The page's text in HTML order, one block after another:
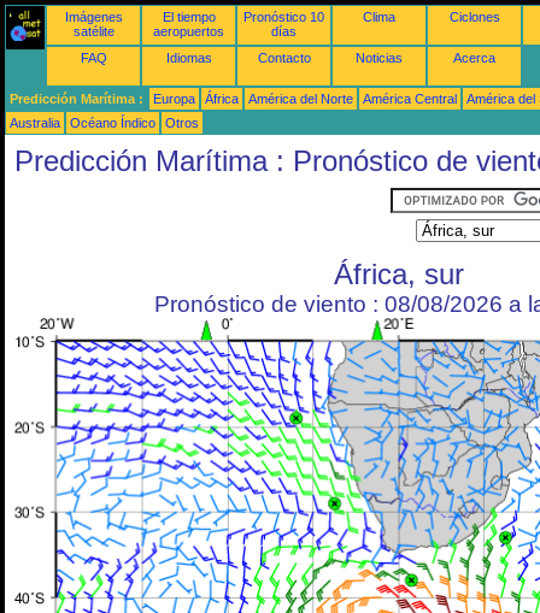
Imágenes
satélite
El tiempo
aeropuertos
Pronóstico 10
días
Clima Ciclones
FAQ Idiomas Contacto Noticias Acerca
Predicción Marítima : Europa África América del Norte América Central
América del
Australia
Océano Índico Otros
Predicción Marítima : Pronóstico de
África, sur
Pronóstico de viento : 08/08/2026 a